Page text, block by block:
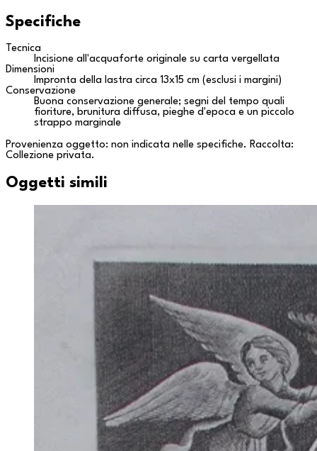
Specifiche
Tecnica
Incisione all'acquaforte originale su carta vergellata
Dimensioni
Impronta della lastra circa 13x15 cm (esclusi i margini)
Conservazione
Buona conservazione generale; segni del tempo quali
fioriture, brunitura diffusa, pieghe d'epoca e un piccolo
strappo marginale
Provenienza oggetto: non indicata nelle specifiche. Raccolta:
Collezione privata.
Oggetti simili